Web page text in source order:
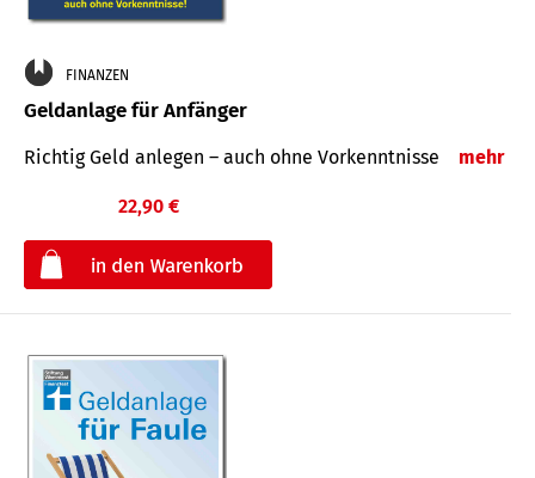
FINANZEN
Geldanlage für Anfänger
Richtig Geld anlegen – auch ohne Vorkenntnisse mehr
22,90 €